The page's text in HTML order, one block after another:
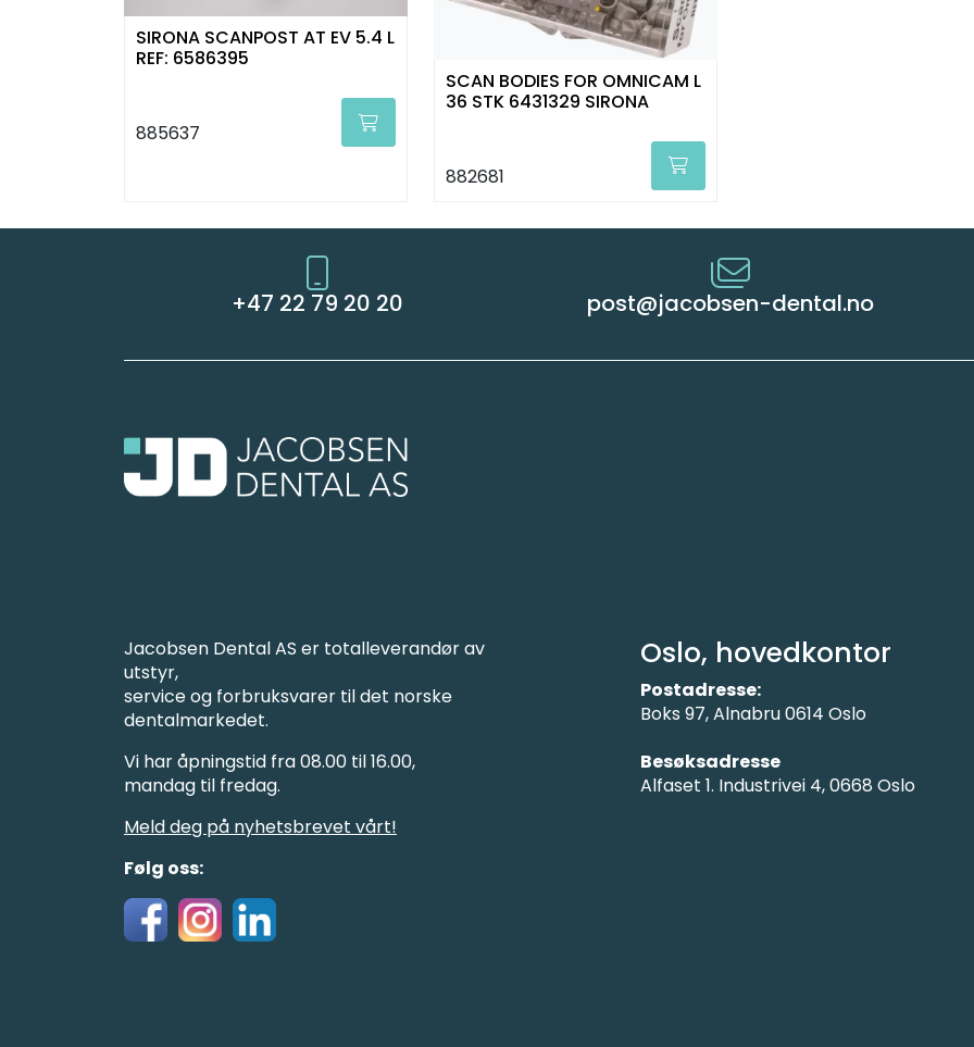
SIRONA SCANPOST AT EV 5.4 L
REF: 6586395
885637
SCAN BODIES FOR OMNICAM L
36 STK 6431329 SIRONA
882681
+47 22 79 20 20 post@jacobsen-dental.no
Jacobsen Dental AS er totalleverandør av
utstyr,
service og forbruksvarer til det norske
dentalmarkedet.
Vi har åpningstid fra 08.00 til 16.00,
mandag til fredag.
Meld deg på nyhetsbrevet vårt!
Følg oss:
Oslo, hovedkontor
Postadresse:
Boks 97, Alnabru 0614 Oslo
Besøksadresse
Alfaset 1. Industrivei 4, 0668 Oslo